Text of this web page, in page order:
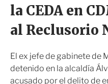
la CEDA en
al Reclusorio
El ex jefe de gabinete de
detenido en la alcaldía
acusado por el delito de